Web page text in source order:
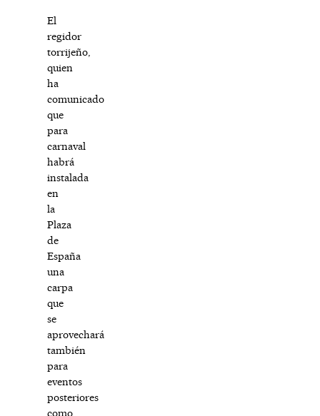
El
regidor
torrijeño,
quien
ha
comunicado
que
para
carnaval
habrá
instalada
en
la
Plaza
de
España
una
carpa
que
se
aprovechará
también
para
eventos
posteriores
como